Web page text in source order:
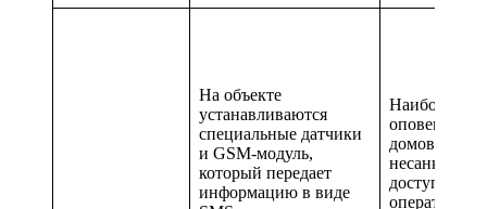
На объекте
устанавливаются
специальные датчики
и GSM-модуль,
который передает
информацию в виде
Наиболее
оповещение
доступе,
оперативно